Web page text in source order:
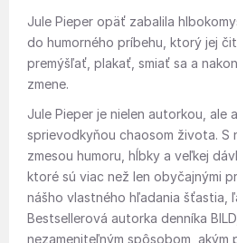
Jule Pieper opäť zabalila
do humorného príbehu, ktorý jej
premýšľať, plakať, smiať sa a
zmene.
Jule Pieper je nielen autorkou, ale
sprievodkyňou chaosom života. S
zmesou humoru, hĺbky a veľkej
ktoré sú viac než len obyčajnými
nášho vlastného hľadania šťastia,
Bestsellerová autorka denníka
nezameniteľným spôsobom, akým